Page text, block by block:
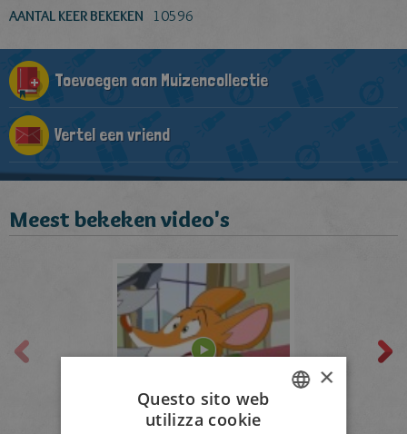
AANTAL KEER BEKEKEN
10596
Toevoegen aan Muizencollectie
Vertel een vriend
Meest bekeken video's
ITALIAN
×
Questo sito web
utilizza cookie